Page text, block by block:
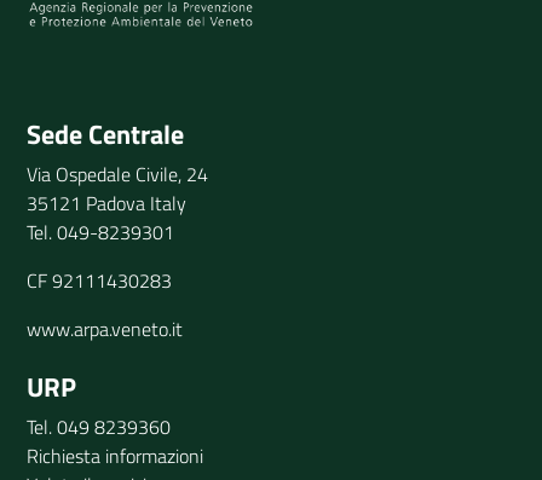
Sede Centrale
Via Ospedale Civile, 24
35121 Padova Italy
Tel. 049-8239301
CF 92111430283
www.arpa.veneto.it
URP
Tel. 049 8239360
Richiesta informazioni